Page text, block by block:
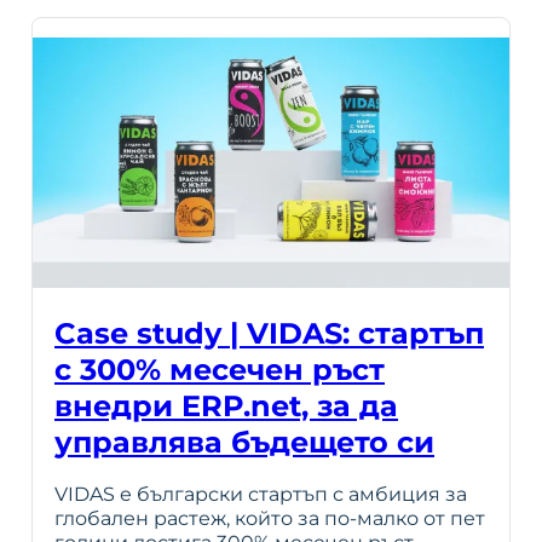
Case study | VIDAS: стартъп
с 300% месечен ръст
внедри ERP.net, за да
управлява бъдещето си
VIDAS е български стартъп с амбиция за
глобален растеж, който за по-малко от пет